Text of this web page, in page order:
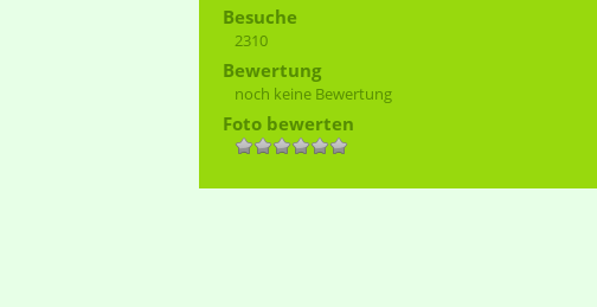
Besuche
2310
Bewertung
noch keine Bewertung
Foto bewerten